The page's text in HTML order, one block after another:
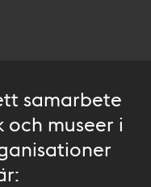
samarbete
museer i